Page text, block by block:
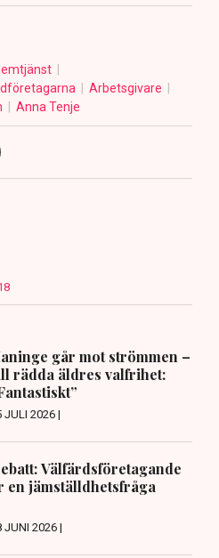
Arbetsgivare
Anna Tenje
går mot strömmen –
rädda äldres valfrihet:
JULI 2026 |
Välfärdsföretagande
en jämställdhetsfråga
JUNI 2026 |